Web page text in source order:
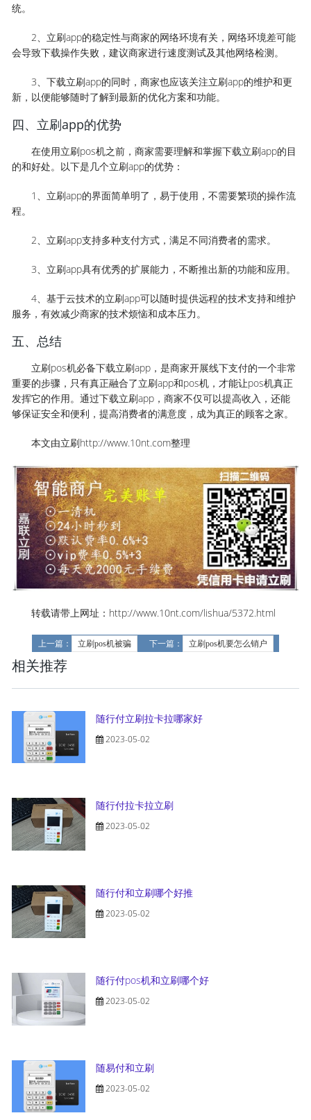
统。
2、立刷app的稳定性与商家的网络环境有关，网络环境差可能
会导致下载操作失败，建议商家进行速度测试及其他网络检测。
3、下载立刷app的同时，商家也应该关注立刷app的维护和更
新，以便能够随时了解到最新的优化方案和功能。
四、立刷app的优势
在使用立刷pos机之前，商家需要理解和掌握下载立刷app的目
的和好处。以下是几个立刷app的优势：
1、立刷app的界面简单明了，易于使用，不需要繁琐的操作流
程。
2、立刷app支持多种支付方式，满足不同消费者的需求。
3、立刷app具有优秀的扩展能力，不断推出新的功能和应用。
4、基于云技术的立刷app可以随时提供远程的技术支持和维护
服务，有效减少商家的技术烦恼和成本压力。
五、总结
立刷pos机必备下载立刷app，是商家开展线下支付的一个非常
重要的步骤，只有真正融合了立刷app和pos机，才能让pos机真正
发挥它的作用。通过下载立刷app，商家不仅可以提高收入，还能
够保证安全和便利，提高消费者的满意度，成为真正的顾客之家。
本文由立刷http://www.10nt.com整理
转载请带上网址：http://www.10nt.com/lishua/5372.html
上一篇： 立刷pos机被骗 下一篇： 立刷pos机要怎么销户
相关推荐
随行付立刷拉卡拉哪家好
2023-05-02
随行付拉卡拉立刷
2023-05-02
随行付和立刷哪个好推
2023-05-02
随行付pos机和立刷哪个好
2023-05-02
随易付和立刷
2023-05-02